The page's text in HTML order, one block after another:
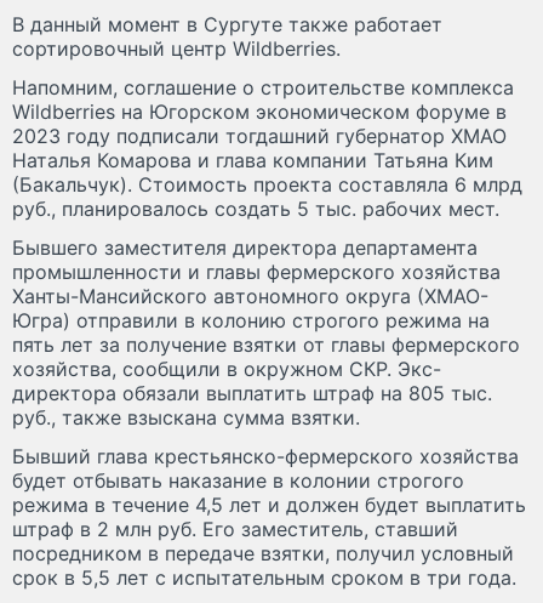
В данный момент в Сургуте также работает
сортировочный центр Wildberries.
Напомним, соглашение о строительстве комплекса
Wildberries на Югорском экономическом форуме в
2023 году подписали тогдашний губернатор ХМАО
Наталья Комарова и глава компании Татьяна Ким
(Бакальчук). Стоимость проекта составляла 6 млрд
руб., планировалось создать 5 тыс. рабочих мест.
Бывшего заместителя директора департамента
промышленности и главы фермерского хозяйства
Ханты-Мансийского автономного округа (ХМАО-
Югра) отправили в колонию строгого режима на
пять лет за получение взятки от главы фермерского
хозяйства, сообщили в окружном СКР. Экс-
директора обязали выплатить штраф на 805 тыс.
руб., также взыскана сумма взятки.
Бывший глава крестьянско-фермерского хозяйства
будет отбывать наказание в колонии строгого
режима в течение 4,5 лет и должен будет выплатить
штраф в 2 млн руб. Его заместитель, ставший
посредником в передаче взятки, получил условный
срок в 5,5 лет с испытательным сроком в три года.